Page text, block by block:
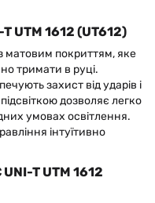
UTM 1612 (UT612)
матовим покриттям, яке
тримати в руці.
захист від ударів і
дозволяє легко
умовах освітлення.
інтуїтивно
T UTM 1612